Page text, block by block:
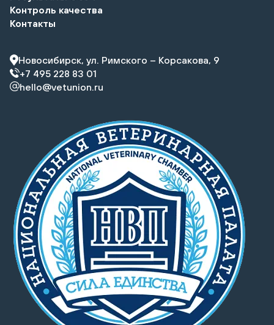
Контроль качества
Контакты
Новосибирск, ул. Римского – Корсакова, 9
+7 495 228 83 01
hello@vetunion.ru